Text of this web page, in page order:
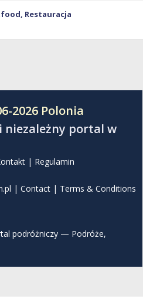
Restauracja
2026 Polonia
niezależny portal w
| Regulamin
| Contact | Terms & Conditions
podróżniczy — Podróże,